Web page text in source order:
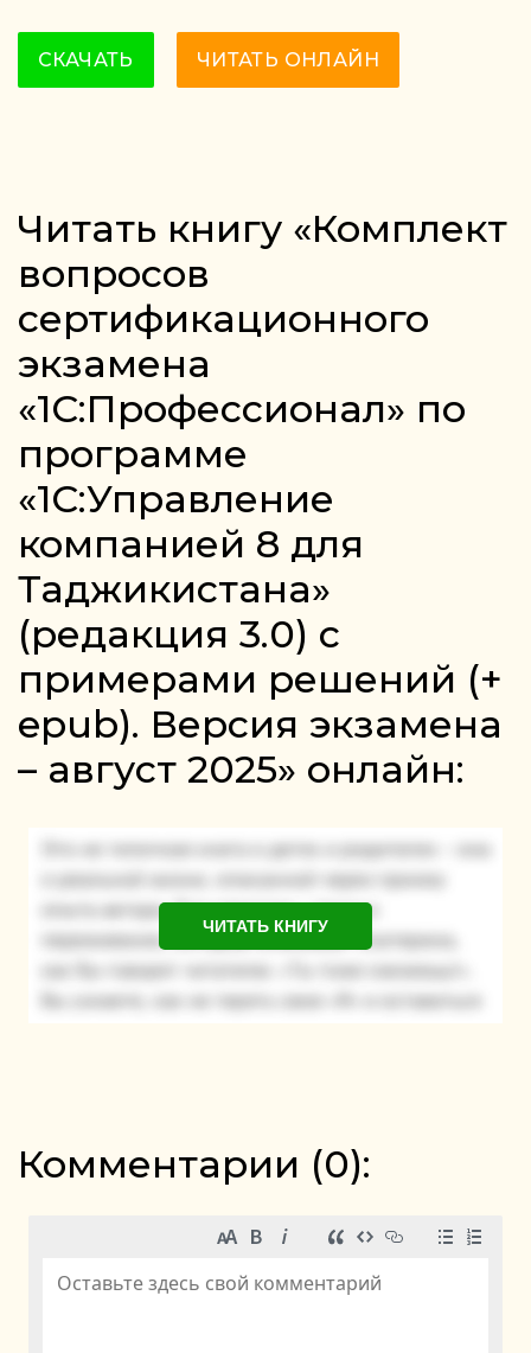
СКАЧАТЬ ЧИТАТЬ ОНЛАЙН
Читать книгу «Комплект
вопросов
сертификационного
экзамена
«1С:Профессионал» по
программе
«1С:Управление
компанией 8 для
Таджикистана»
(редакция 3.0) с
примерами решений (+
epub). Версия экзамена
– август 2025» онлайн:
ЧИТАТЬ КНИГУ
Комментарии (0):